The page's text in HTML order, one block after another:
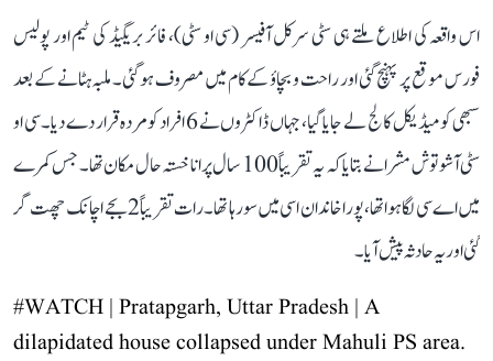
اس واقعہ کی اطلاع ملتے ہی سٹی سرکل آفیسر (سی او سٹی)، فائر بریگیڈ کی ٹیم اور پولیس
فورس موقع پر پہنچ گئی اور راحت و بچاؤ کے کام میں مصروف ہو گئی۔ ملبہ ہٹانے کے بعد
سبھی کو میڈیکل کالج لے جایا گیا، جہاں ڈاکٹروں نے 6 افراد کو مردہ قرار دے دیا۔ سی او
سٹی آشوتوش مشرا نے بتایا کہ یہ تقریباً 100 سال پرانا خستہ حال مکان تھا۔ جس کمرے
میں اے سی لگا ہوا تھا، پورا خاندان اسی میں سو رہا تھا۔ رات تقریباً 2 بجے اچانک چھت گر
گئی اور یہ حادثہ پیش آیا۔
#WATCH | Pratapgarh, Uttar Pradesh | A
dilapidated house collapsed under Mahuli PS area.